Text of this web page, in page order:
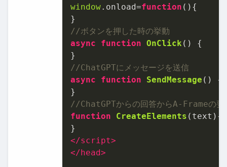
window. onload=function ( ){
//ボタンを押した時の挙動
async
function OnClick ( ) {
//ChatGPTにメッセージを送信
async
function SendMessage ( ) {
//ChatGPTからの回答からA-Frameの要
function
CreateElements ( text ){
</script>
</head>